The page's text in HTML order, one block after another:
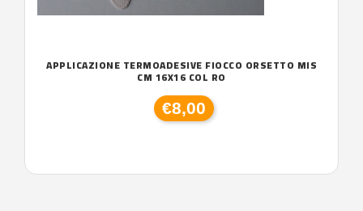
APPLICAZIONE TERMOADESIVE FIOCCO ORSETTO MIS
CM 16X16 COL RO
€8,00